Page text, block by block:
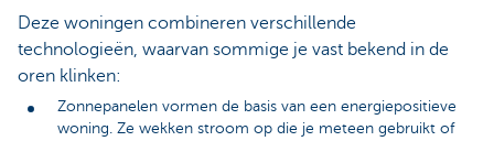
Deze woningen combineren verschillende
technologieën, waarvan sommige je vast bekend in de
oren klinken:
Zonnepanelen vormen de basis van een energiepositieve
woning. Ze wekken stroom op die je meteen gebruikt of